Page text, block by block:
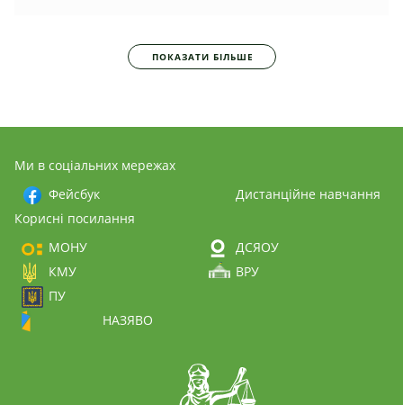
ПОКАЗАТИ БІЛЬШЕ
Ми в соціальних мережах
Фейсбук
Дистанційне навчання
Корисні посилання
МОНУ
ДСЯОУ
КМУ
ВРУ
ПУ
НАЗЯВО